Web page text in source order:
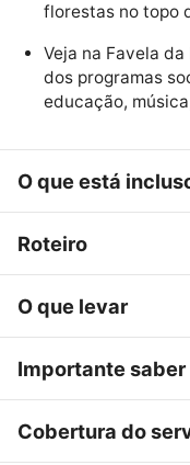
florestas no topo
Veja na Favela
dos programas
educação,
O que está
Roteiro
O que levar
Importante saber
Cobertura do